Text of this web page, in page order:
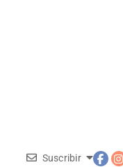
Suscribir